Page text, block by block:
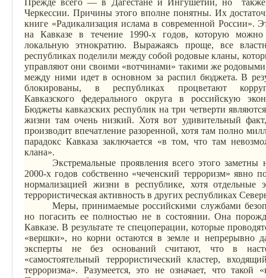
Прежде всего — в Дагестане и Ингушетии, но
Черкессии. Причины этого вполне понятны. Их
книге «Радикализацияислама в современной России».
на Кавказе в течение 1990-х годов, которую можно
локальнуюэтнократию. Выражаясь проще, все
республиках поделили между собой родовые кланы,
управляют они своими «вотчинами» такими же
между ними идет в основном за распил бюджета. В
блокированы, в республиках процветают
Кавказского федерального округа в российскую
Бюджеты кавказских республик на три четверти
жизни там очень низкий. Хотя вот удивительный
производит впечатление разоренной, хотя там полно
парадокс Кавказа заключается «в том, что там
клана».
Экстремальные проявления всего этого
2000-х годов собственно «чеченский терроризм» явно
нормализацией жизни в республике, хотя
террористическая активность в других республиках
Меры, принимаемые российскими службами
но погасить ее полностью не в состоянии. Она
Кавказе. В результате те спецоперации, которые
«вершки», но корни остаются в земле и непрерывно
эксперты не без оснований считают, что в
«самостоятельный террористический кластер,
терроризма». Разумеется, это не означает, что такой